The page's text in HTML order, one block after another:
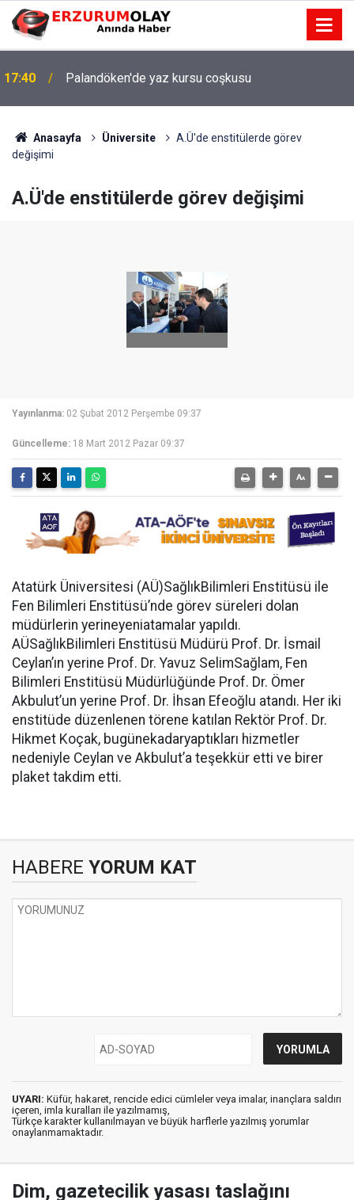
17:40 Palandöken'de yaz kursu coşkusu
Anasayfa Üniversite
A.Ü'de enstitülerde görev
değişimi
A.Ü'de enstitülerde görev değişimi
Yayınlanma: 02 Şubat 2012 Perşembe 09:37
Güncelleme: 18 Mart 2012 Pazar 09:37
Atatürk Üniversitesi (AÜ)SağlıkBilimleri Enstitüsü ile
Fen Bilimleri Enstitüsü’nde görev süreleri dolan
müdürlerin yerineyeniatamalar yapıldı.
AÜSağlıkBilimleri Enstitüsü Müdürü Prof. Dr. İsmail
Ceylan’ın yerine Prof. Dr. Yavuz SelimSağlam, Fen
Bilimleri Enstitüsü Müdürlüğünde Prof. Dr. Ömer
Akbulut’un yerine Prof. Dr. İhsan Efeoğlu atandı. Her iki
enstitüde düzenlenen törene katılan Rektör Prof. Dr.
Hikmet Koçak, bugünekadaryaptıkları hizmetler
nedeniyle Ceylan ve Akbulut’a teşekkür etti ve birer
plaket takdim etti.
HABERE YORUM KAT
UYARI: Küfür, hakaret, rencide edici cümleler veya imalar, inançlara saldırı
içeren, imla kuralları ile yazılmamış,
Türkçe karakter kullanılmayan ve büyük harflerle yazılmış yorumlar
onaylanmamaktadır.
Dim, gazetecilik yasası taslağını